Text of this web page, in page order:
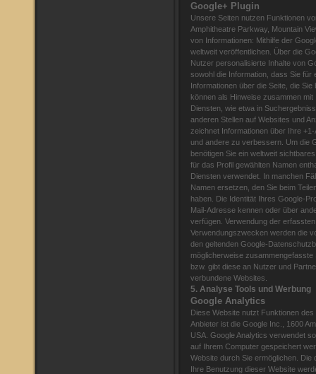
Google+ Plugin
Unsere Seiten nutzen Funktionen
Amphitheatre Parkway, Mountain
von Informationen: Mithilfe der
weltweit veröffentlichen. Über die
Nutzer personalisierte Inhalte von
sowohl die Information, dass Sie für
Informationen über die Seite, die
können als Hinweise zusammen
Diensten, wie etwa in
anderen Stellen auf Websites und
zeichnet Informationen über Ihre
und andere zu verbessern. Um die
benötigen Sie ein weltweit
für das Profil gewählten Namen
Diensten verwendet. In manchen
Namen ersetzen, den Sie beim
haben. Die Identität Ihres Google-
Mail-Adresse kennen oder über
verfügen. Verwendung der
Verwendungszwecken werden die
den geltenden Google-
möglicherweise
bzw. gibt diese an Nutzer und
verbundene Websites.
5. Analyse Tools und Werbung
Google Analytics
Diese Website nutzt Funktionen
Anbieter ist die Google Inc., 1600
USA. Google Analytics verwendet
auf Ihrem Computer gespeichert
Website durch Sie ermöglichen.
Ihre Benutzung dieser Website